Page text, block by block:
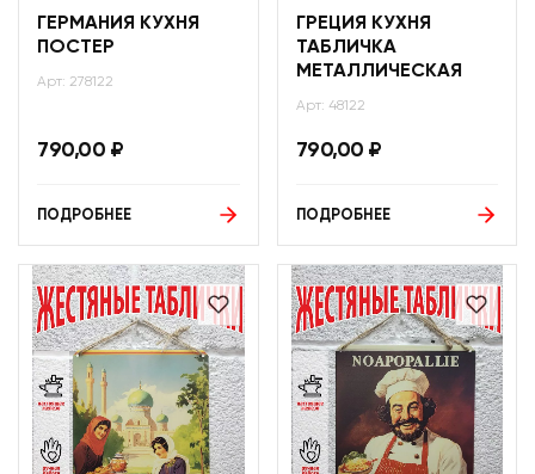
ГЕРМАНИЯ КУХНЯ
ПОСТЕР
Арт: 278122
790,00 ₽
ПОДРОБНЕЕ
ГРЕЦИЯ КУХНЯ
ТАБЛИЧКА
МЕТАЛЛИЧЕСКАЯ
Арт: 48122
790,00 ₽
ПОДРОБНЕЕ